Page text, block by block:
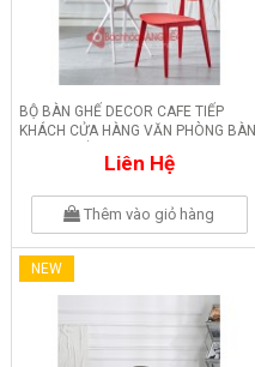
BỘ BÀN GHẾ DECOR CAFE TIẾP
KHÁCH CỬA HÀNG VĂN PHÒNG BÀN
Liên Hệ
Thêm vào giỏ hàng
NEW